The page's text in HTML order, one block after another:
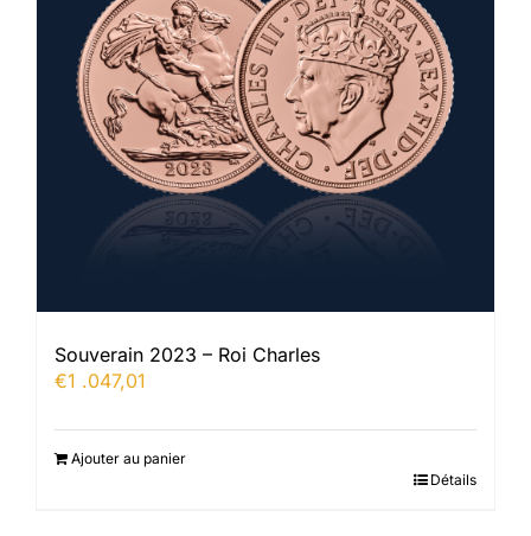
Souverain 2023 – Roi Charles
€1 .047,01
Ajouter au panier
Détails